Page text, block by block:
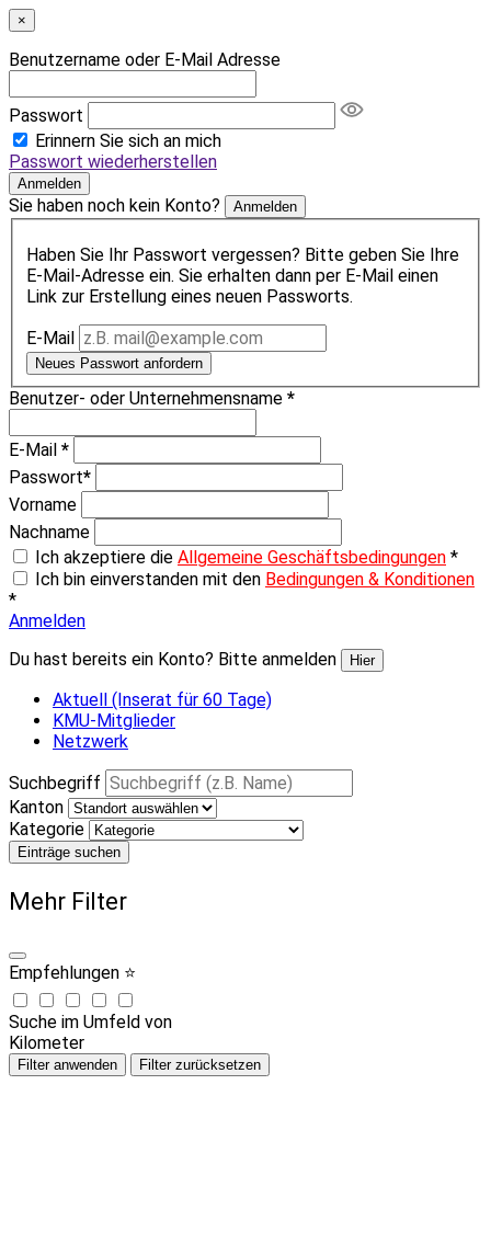
×
Benutzername oder E-Mail Adresse
Passwort
Erinnern Sie sich an mich
Passwort wiederherstellen
Anmelden
Sie haben noch kein Konto? Anmelden
Haben Sie Ihr Passwort vergessen? Bitte geben Sie Ihre
E-Mail-Adresse ein. Sie erhalten dann per E-Mail einen
Link zur Erstellung eines neuen Passworts.
E-Mail
Neues Passwort anfordern
Benutzer- oder Unternehmensname *
E-Mail *
Passwort*
Vorname
Nachname
Ich akzeptiere die Allgemeine Geschäftsbedingungen *
Ich bin einverstanden mit den Bedingungen & Konditionen
*
Anmelden
Du hast bereits ein Konto? Bitte anmelden
Hier
Aktuell (Inserat für 60 Tage)
KMU-Mitglieder
Netzwerk
Suchbegriff
Kanton
Kategorie
Einträge suchen
Mehr Filter
Empfehlungen ⭐
Suche im Umfeld von
Kilometer
Filter anwenden Filter zurücksetzen